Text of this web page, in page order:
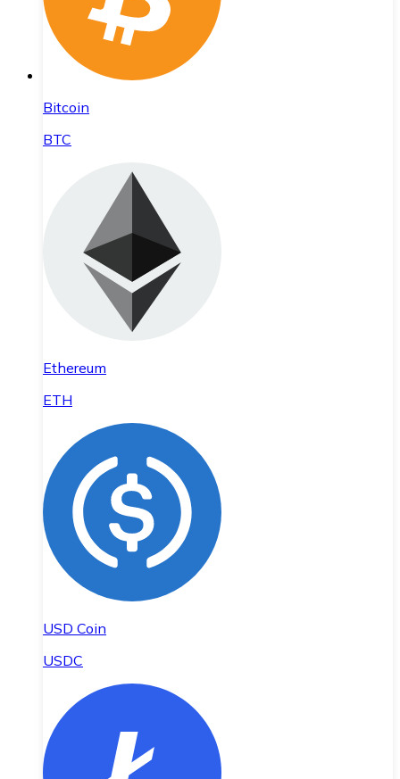
Bitcoin
BTC
Ethereum
ETH
USD Coin
USDC